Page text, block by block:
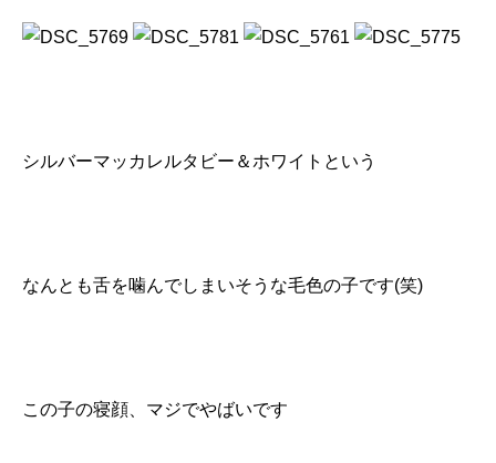
シルバーマッカレルタビー＆ホワイトという
なんとも舌を噛んでしまいそうな毛色の子です(笑)
この子の寝顔、マジでやばいです